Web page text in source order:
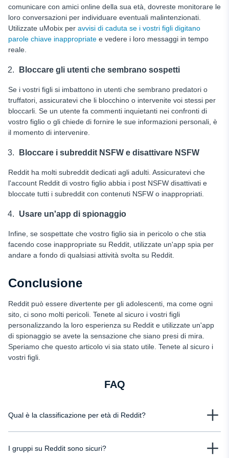
comunicare con amici online della sua età, dovreste monitorare le
loro conversazioni per individuare eventuali malintenzionati.
Utilizzate uMobix per avvisi di caduta se i vostri figli digitano
parole chiave inappropriate e vedere i loro messaggi in tempo
reale.
Bloccare gli utenti che sembrano sospetti
Se i vostri figli si imbattono in utenti che sembrano predatori o
truffatori, assicuratevi che li blocchino o intervenite voi stessi per
bloccarli. Se un utente fa commenti inquietanti nei confronti di
vostro figlio o gli chiede di fornire le sue informazioni personali, è
il momento di intervenire.
Bloccare i subreddit NSFW e disattivare NSFW
Reddit ha molti subreddit dedicati agli adulti. Assicuratevi che
l'account Reddit di vostro figlio abbia i post NSFW disattivati e
bloccate tutti i subreddit con contenuti NSFW o inappropriati.
Usare un'app di spionaggio
Infine, se sospettate che vostro figlio sia in pericolo o che stia
facendo cose inappropriate su Reddit, utilizzate un'app spia per
andare a fondo di qualsiasi attività svolta su Reddit.
Conclusione
Reddit può essere divertente per gli adolescenti, ma come ogni
sito, ci sono molti pericoli. Tenete al sicuro i vostri figli
personalizzando la loro esperienza su Reddit e utilizzate un'app
di spionaggio se avete la sensazione che siano presi di mira.
Speriamo che questo articolo vi sia stato utile. Tenete al sicuro i
vostri figli.
FAQ
Qual è la classificazione per età di Reddit?
dell'app Reddit non riflette quella del sito web. Reddit consente agli utenti di
I gruppi su Reddit sono sicuri?